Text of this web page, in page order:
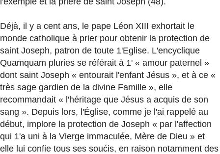
Déjà, il y a cent ans, le pape Léon XIII exhortait le
monde catholique à prier pour obtenir la protection de
saint Joseph, patron de toute 1'Eglise. L'encyclique
Quamquam pluries se référait à 1' « amour paternel »
dont saint Joseph « entourait l'enfant Jésus », et à ce «
très sage gardien de la divine Famille », elle
recommandait « l'héritage que Jésus a acquis de son
sang ». Depuis lors, l'Église, comme je l'ai rappelé au
début, implore la protection de Joseph « par l'affection
qui 1'a uni à la Vierge immaculée, Mère de Dieu » et
elle lui confie tous ses soućis, en raison notamment des